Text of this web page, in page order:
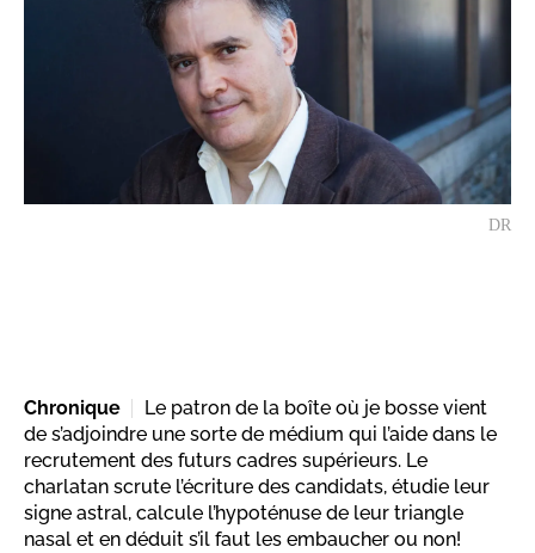
DR
Chronique
Le patron de la boîte où je bosse vient
de s’adjoindre une sorte de médium qui l’aide dans le
recrutement des futurs cadres supérieurs. Le
charlatan scrute l’écriture des candidats, étudie leur
signe astral, calcule l’hypoténuse de leur triangle
nasal et en déduit s’il faut les embaucher ou non!